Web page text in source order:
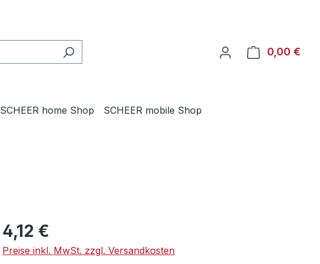
0,00 €
SCHEER home Shop SCHEER mobile Shop
Regulärer Preis:
4,12 €
Preise inkl. MwSt. zzgl. Versandkosten